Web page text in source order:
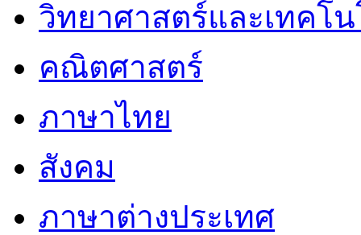
วิทยาศาสตร์และเทคโ
คณิตศาสตร์
ภาษาไทย
สังคม
ภาษาต่างประเทศ